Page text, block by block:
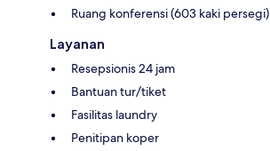
Ruang konferensi (603 kaki persegi)
Layanan
Resepsionis 24 jam
Bantuan tur/tiket
Fasilitas laundry
Penitipan koper